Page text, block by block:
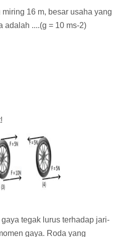
16 m, besar usaha yang
adalah ....(g = 10 ms-2)
tegak lurus terhadap jari-
gaya. Roda yang